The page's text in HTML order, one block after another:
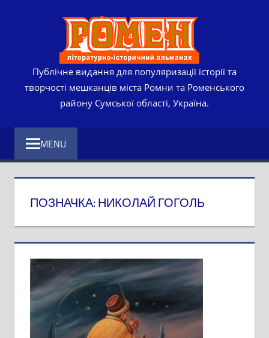
Публічне видання для популяризації історії та
творчості мешканців міста Ромни та Роменського
району Сумської області, Україна.
MENU
ПОЗНАЧКА:НИКОЛАЙ ГОГОЛЬ